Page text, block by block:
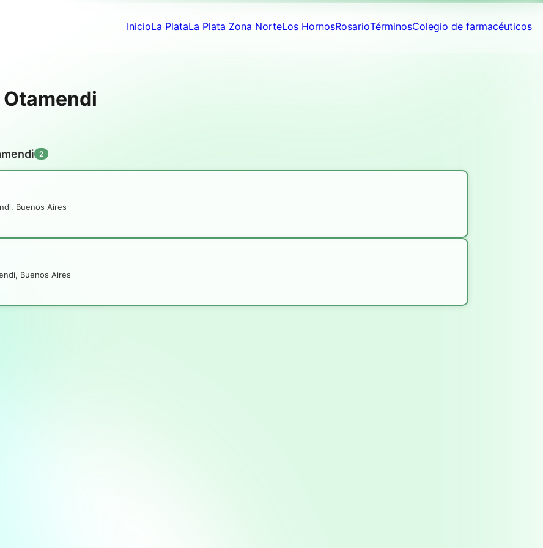
InicioLa PlataLa Plata Zona NorteLos HornosRosarioTérminosColegio de farmacéuticos
2
Buenos Aires
Buenos Aires